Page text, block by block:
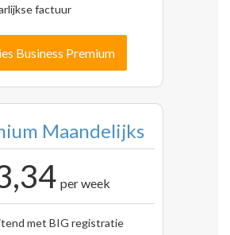
factuur
Business Premium
Maandelijks
per week
met BIG registratie